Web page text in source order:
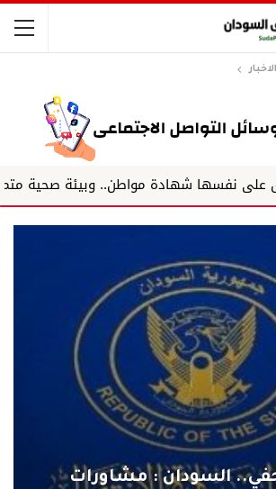
الاخبار
شهادة مواطن.. وبيئة صحية متميزة..
السودان : مشاورات